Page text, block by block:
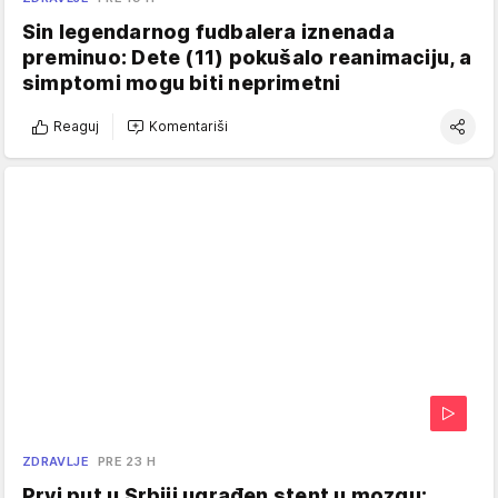
Sin legendarnog fudbalera iznenada
preminuo: Dete (11) pokušalo reanimaciju, a
simptomi mogu biti neprimetni
Reaguj Komentariši
ZDRAVLJE PRE 23 H